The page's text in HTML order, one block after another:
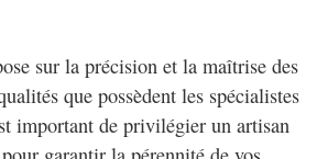
sur la précision et la maîtrise des
que possèdent les spécialistes
important de privilégier un artisan